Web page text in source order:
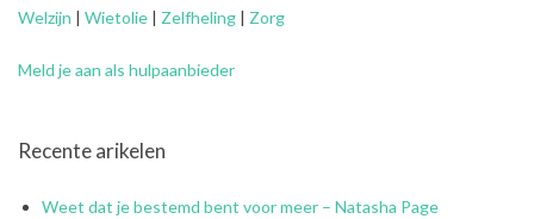
Welzijn | Wietolie | Zelfheling | Zorg
Meld je aan als hulpaanbieder
Recente arikelen
Weet dat je bestemd bent voor meer – Natasha Page